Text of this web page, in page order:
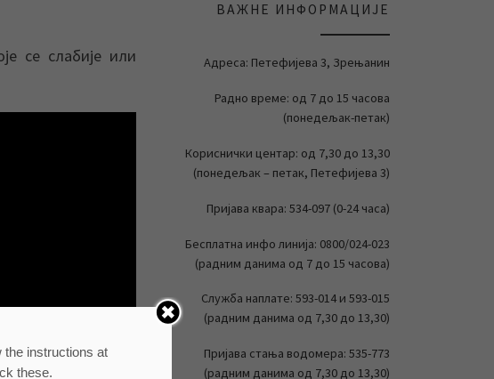
се слабије или
ВАЖНЕ ИНФОРМАЦИЈЕ
Адреса: Петефијева 3, Зрењанин
Радно време: од 7 до 15 часова
(понедељак-петак)
Кориснички центар: од 7,30 до 13,30
(понедељак – петак, Петефијева 3)
Пријава квара: 534-097 (0-24 часа)
Бесплатна инфо линија: 0800/024-023
(радним данима од 7 до 15 часова)
Служба наплате: 593-014 и 593-015
(радним данима од 7,30 до 13,30)
Пријава стања водомера: 535-773
(радним данима од 7,30 до 13,30)
the instructions at
these.